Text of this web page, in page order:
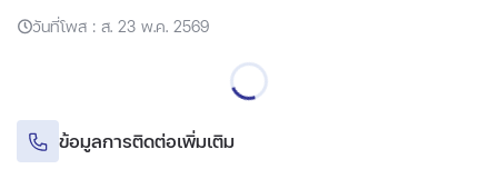
วันที่โพส : ส. 23 พ.ค. 2569
ข้อมูลการติดต่อเพิ่มเติม